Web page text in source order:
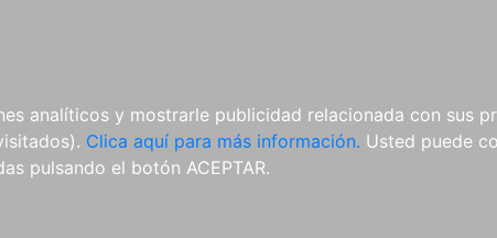
analíticos y mostrarle publicidad relacionada con sus
Clica aquí para más información. Usted puede
pulsando el botón ACEPTAR.
REVISTAS
CDS Y
DVDS
MATERIAL
COMPLEMENTARIO